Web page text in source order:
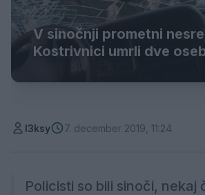
V sinočnji prometni
Kostrivnici umrli dve
l3ksy 7. december 2019, 11:24
Policisti so bili sinoči, nekaj